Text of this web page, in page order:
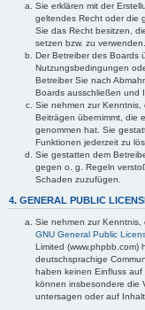
Sie erklären mit der
geltendes Recht oder die
Sie das Recht besitzen,
setzen bzw. zu verwenden.
Der Betreiber des Boards
Nutzungsbedingungen
Betreiber Sie nach
Boards ausschließen und
Sie nehmen zur Kenntnis,
Beiträgen übernimmt, die
genommen hat. Sie
Funktionen jederzeit zu
Sie gestatten dem
gegen o. g. Regeln
Schaden zuzufügen.
4. GENERAL PUBLIC
Sie nehmen zur Kenntnis,
GNU General Public
Limited (www.phpbb.com)
deutschsprachige
haben keinen Einfluss auf
können insbesondere die
untersagen oder auf